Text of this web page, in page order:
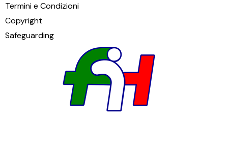
Termini e Condizioni
Copyright
Safeguarding